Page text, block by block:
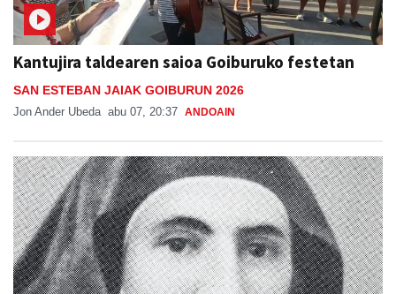
Kantujira taldearen saioa Goiburuko festetan
SAN ESTEBAN JAIAK GOIBURUN 2026
Jon Ander Ubeda abu 07, 20:37 ANDOAIN